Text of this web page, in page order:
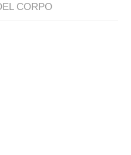
CORPO